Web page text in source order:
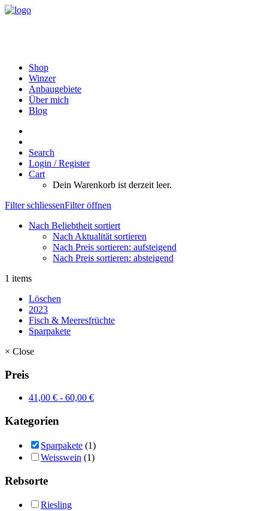
Shop
Winzer
Anbaugebiete
Über mich
Blog
Search
Login / Register
Cart
Dein Warenkorb ist derzeit leer.
Filter schliessenFilter öffnen
Nach Beliebtheit sortiert
Nach Aktualität sortieren
Nach Preis sortieren: aufsteigend
Nach Preis sortieren: absteigend
1 items
Löschen
2023
Fisch & Meeresfrüchte
Sparpakete
× Close
Preis
41,00 € - 60,00 €
Kategorien
Sparpakete (1)
Weisswein (1)
Rebsorte
Riesling